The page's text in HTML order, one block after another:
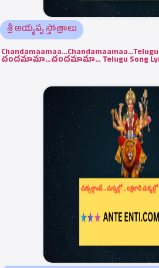
శ్రీ అయ్యప్ప స్తోత్రాలు
చందమామా…చందమామా… Telugu Song